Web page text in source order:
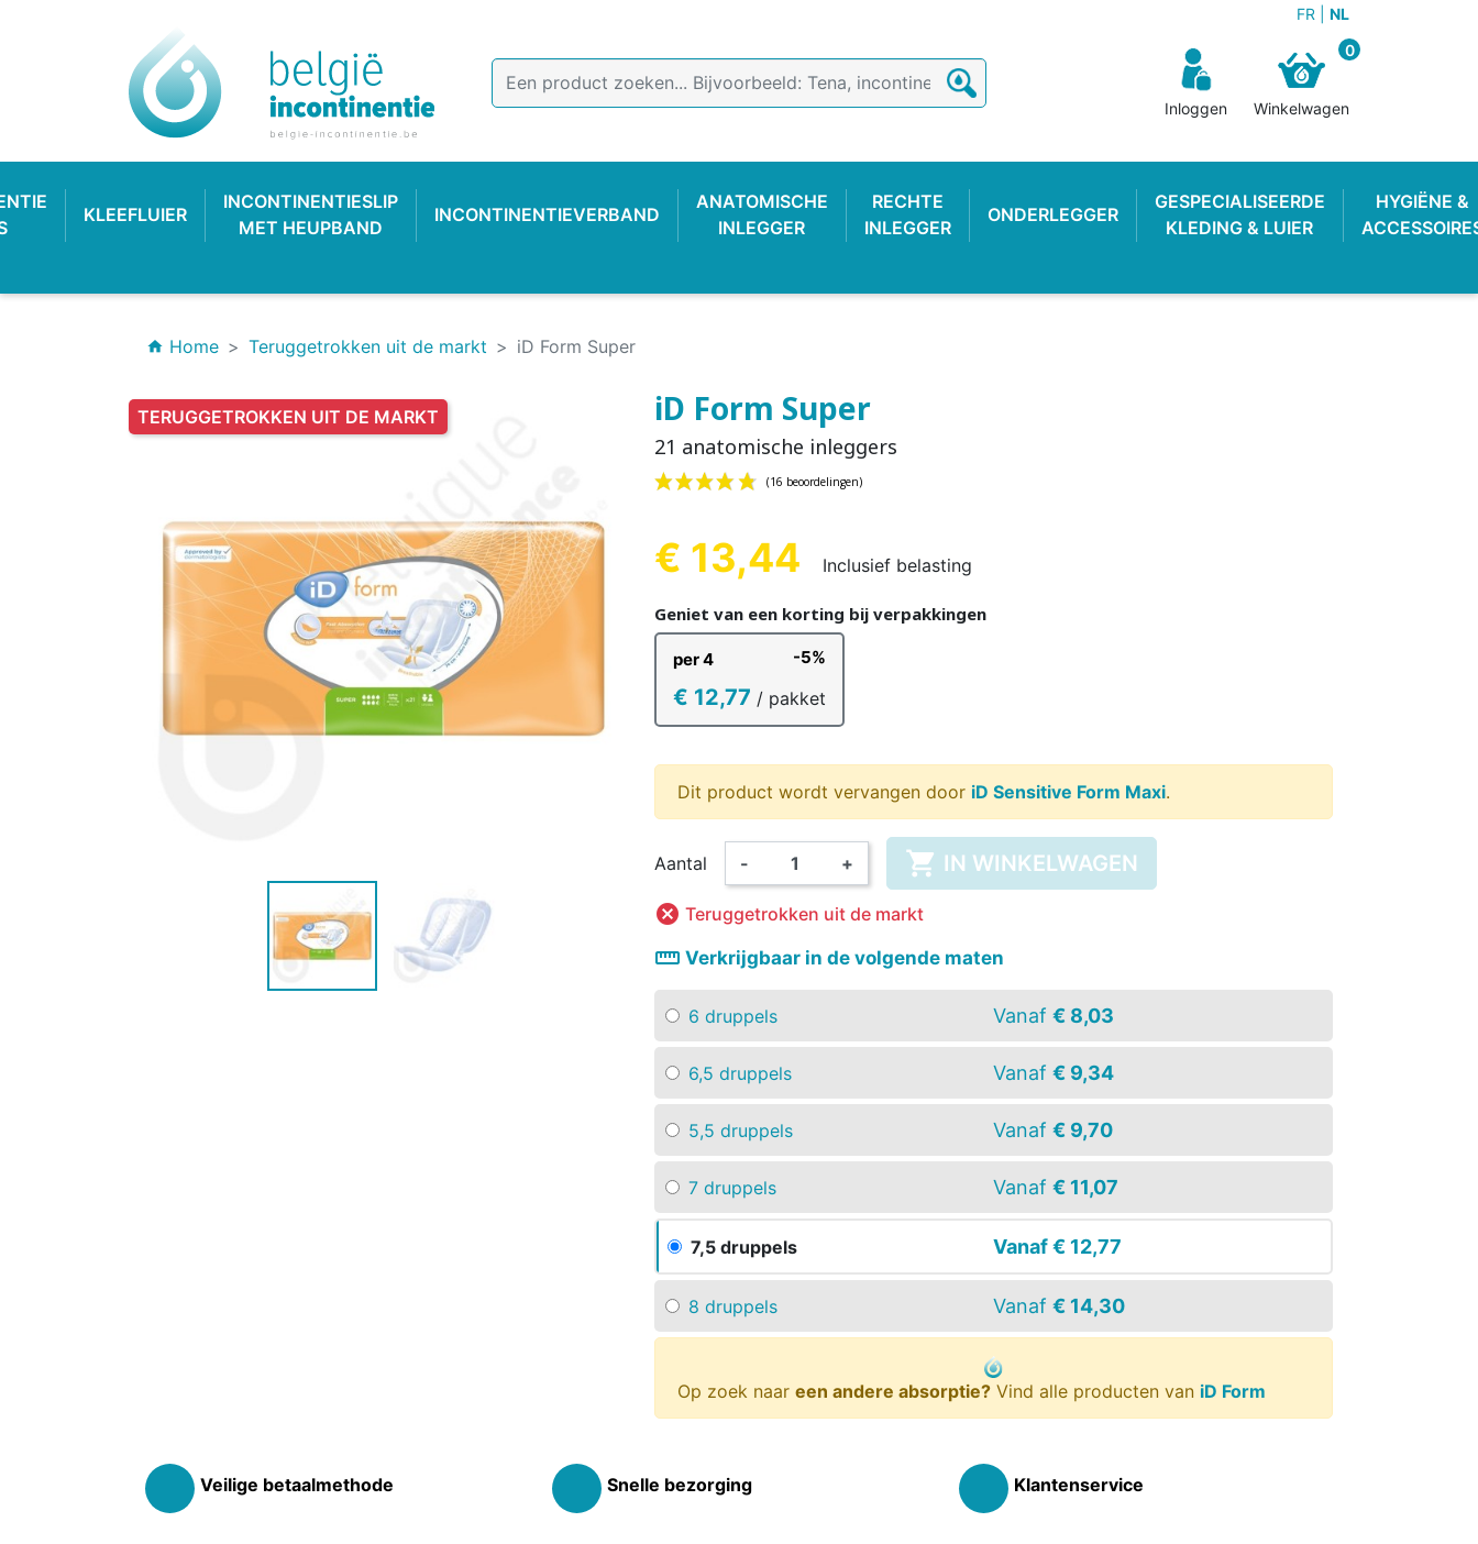
FR NL
Inloggen
0
Winkelwagen
KLEEFLUIER
INCONTINENTIESLIP
MET HEUPBAND
INCONTINENTIEVERBAND
ANATOMISCHE
INLEGGER
RECHTE
INLEGGER
ONDERLEGGER
GESPECIALISEERDE
KLEDING & LUIER
FIXATIEBROEKJE
ZWEMKLEDING ROMPERTJE
HYGIËNE &
ONDERZOEKSHANDSCHOEN
CONTINENTIEHULP
ONTVLEKKER &
DEODORANT
DESINFECTIE VAN
HANDEN EN
OPPERVLAKKEN
PLASTIC BROEKJE
ZWEMLUIER KINDEREN ZWEMPAK KINDEREN
WASBARE LUIER
KINDEREN
HYGIËNE & VERZORGING
KINDEREN
home Home Teruggetrokken uit de markt iD Form Super
TERUGGETROKKEN UIT DE MARKT iD Form Super
21 anatomische inleggers
(16 beoordelingen)
€ 13,44 Inclusief belasting
Geniet van een korting bij verpakkingen
per 4 -5%
€ 12,77 / pakket
Dit product wordt vervangen door iD Sensitive Form Maxi.
Aantal - +  IN WINKELWAGEN
 Teruggetrokken uit de markt
straighten Verkrijgbaar in de volgende maten
6 druppels Vanaf€ 8,03
6,5 druppels Vanaf€ 9,34
5,5 druppels Vanaf€ 9,70
7 druppels Vanaf€ 11,07
7,5 druppels Vanaf€ 12,77
8 druppels Vanaf€ 14,30
Op zoek naar een andere absorptie?Vind alle producten van iD Form
Veilige betaalmethode Snelle bezorging Klantenservice